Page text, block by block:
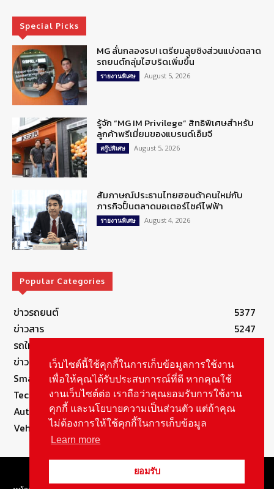
Special Picks
MG ลั่นกลองรบ! เตรียมลุยชิงส่วนแบ่งตลาด
รถยนต์กลุ่มไฮบริดเพิ่มขึ้น
รายงานพิเศษ August 5, 2026
รู้จัก “MG IM Privilege” สิทธิพิเศษสำหรับ
ลูกค้าพรีเมี่ยมของแบรนด์เอ็มจี
สกู๊ปพิเศษ August 5, 2026
สัมภาษณ์ประธานไทยฮอนด้าคนใหม่กับ
ภารกิจปั้นตลาดมอเตอร์ไซค์ไฟฟ้า
รายงานพิเศษ August 4, 2026
Popular Categories
ข่าวรถยนต์
5377
ข่าวสาร
5247
รถใหม่
ข่าวประชาสัมพันธ์
Smart Life
Technology
Autolife Lifestyle
Vehicle
© Copyright 2021, All Rights Reserved Autolifethailand
เว็บไซต์นี้ใช้คุกกี้ในการเก็บข้อมูลการใช้งาน
เพื่อให้คุณได้รับประสบการณ์ที่ดี หากคุณใช้
งานเว็บไซต์ต่อ เราถือว่าคุณยอมรับการใช้งาน
คุกกี้ และนโยบายความเป็นส่วนตัว แต่ถ้าคุณ
ไม่ต้องการให้ใช้คุกกี้ในการเก็บข้อมูล
Learn more
ยอมรับ